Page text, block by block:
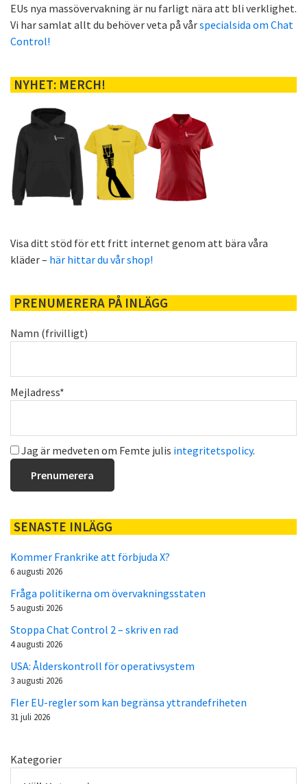
EUs nya massövervakning är nu farligt nära att bli verklighet.
Vi har samlat allt du behöver veta på vårspecialsida om Chat
Control!
NYHET: MERCH!
Visa ditt stöd för ett fritt internet genom att bära våra
kläder – här hittar du vår shop!
PRENUMERERA PÅ INLÄGG
Namn (frivilligt)
Mejladress*
Jag är medveten om Femte julis integritetspolicy.
SENASTE INLÄGG
Kommer Frankrike att förbjuda X?
6 augusti 2026
Fråga politikerna om övervakningsstaten
5 augusti 2026
Stoppa Chat Control 2 – skriv en rad
4 augusti 2026
USA: Ålderskontroll för operativsystem
3 augusti 2026
Fler EU-regler som kan begränsa yttrandefriheten
31 juli 2026
Kategorier